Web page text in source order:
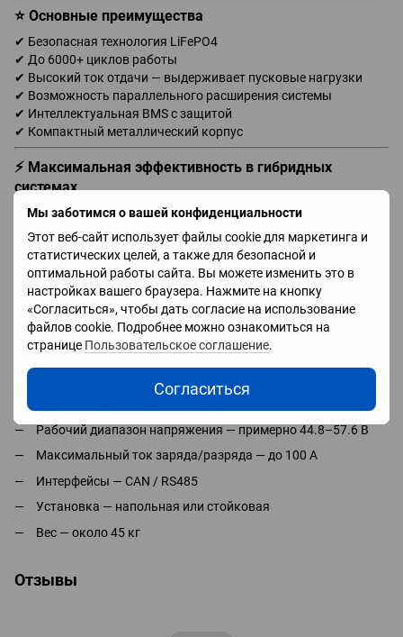
Мы заботимся о вашей конфиденциальности
Этот веб-сайт использует файлы cookie для маркетинга и
статистических целей, а также для безопасной и
оптимальной работы сайта. Вы можете изменить это в
настройках вашего браузера. Нажмите на кнопку
«Согласиться», чтобы дать согласие на использование
файлов cookie. Подробнее можно ознакомиться на
странице Пользовательское соглашение.
Согласиться
⭐ Основные преимущества
✔ Безопасная технология LiFePO4
✔ До 6000+ циклов работы
✔ Высокий ток отдачи — выдерживает пусковые нагрузки
✔ Возможность параллельного расширения системы
✔ Интеллектуальная BMS с защитой
✔ Компактный металлический корпус
⚡ Максимальная эффективность в гибридных
системах
Батарея накапливает избыточную солнечную энергию и
обеспечивает питание дома при отключении электричества.
Подходит для большинства гибридных инверторов 48В и
легко интегрируется в существующие системы.
📊 Технические характеристики
Тип элементов — LiFePO4
Номинальное напряжение — 51.2 В
Рабочий диапазон напряжения — примерно 44.8–57.6 В
Максимальный ток заряда/разряда — до 100 А
Интерфейсы — CAN / RS485
Установка — напольная или стойковая
Вес — около 45 кг
Отзывы